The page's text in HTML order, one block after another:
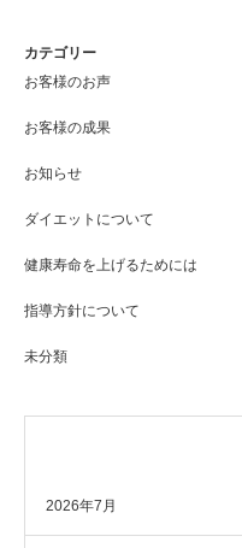
カテゴリー
お客様のお声
お客様の成果
お知らせ
ダイエットについて
健康寿命を上げるためには
指導方針について
未分類
2026年7月